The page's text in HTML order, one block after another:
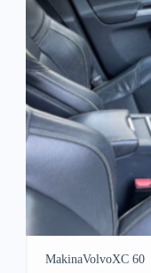
MakinaVolvoXC 60